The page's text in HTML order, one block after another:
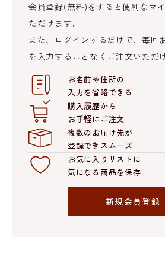
会員登録(無料)をすると便利なマ
ただけます。
また、ログインするだけで、毎回
を入力することなくご注文いただ
お名前や住所の
入力を省略できる
購入履歴から
お手軽にご注文
複数のお届け先が
登録できスムーズ
お気に入りリストに
気になる商品を保存
新規会員登録